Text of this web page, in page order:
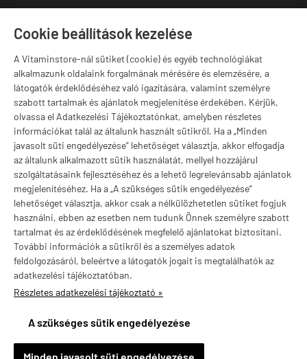
Cookie beállítások kezelése
A Vitaminstore-nál sütiket (cookie) és egyéb technológiákat
alkalmazunk oldalaink forgalmának mérésére és elemzésére, a
látogatók érdeklődéséhez való igazítására, valamint személyre
szabott tartalmak és ajánlatok megjelenítése érdekében. Kérjük,
olvassa el Adatkezelési Tájékoztatónkat, amelyben részletes
információkat talál az általunk használt sütikről. Ha a „Minden
javasolt süti engedélyezése” lehetőséget választja, akkor elfogadja
az általunk alkalmazott sütik használatát, mellyel hozzájárul
szolgáltatásaink fejlesztéséhez és a lehető legrelevánsabb ajánlatok
megjelenítéséhez. Ha a „A szükséges sütik engedélyezése”
lehetőséget választja, akkor csak a nélkülözhetetlen sütiket fogjuk
használni, ebben az esetben nem tudunk Önnek személyre szabott
tartalmat és az érdeklődésének megfelelő ajánlatokat biztosítani.
További információk a sütikről és a személyes adatok
feldolgozásáról, beleértve a látogatók jogait is megtalálhatók az
adatkezelési tájékoztatóban.
Részletes adatkezelési tájékoztató »
A szükséges sütik engedélyezése
Szugló u. 83-85.
Márkák
Valuta választás
vitaminstore.hu -Vitaminstore / Gymstore Hungary
B
Báthory Miskolc településről
Vásárolt a webáruházban